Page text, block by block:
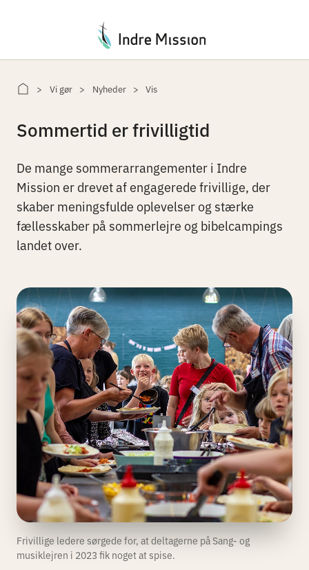
Vi gør Nyheder Vis
Sommertid er frivilligtid
De mange sommerarrangementer i Indre
Mission er drevet af engagerede frivillige, der
skaber meningsfulde oplevelser og stærke
fællesskaber på sommerlejre og bibelcampings
landet over.
Frivillige ledere sørgede for, at deltagerne på Sang- og
musiklejren i 2023 fik noget at spise.